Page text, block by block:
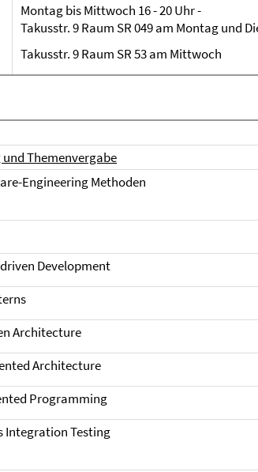
Montag bis Mittwoch 16 - 20 Uhr -
Takusstr. 9 Raum SR 049 am Montag und
Takusstr. 9 Raum SR 53 am Mittwoch
Themenvergabe
Engineering Methoden
Development
Architecture
Architecture
Programming
IntegrationTesting